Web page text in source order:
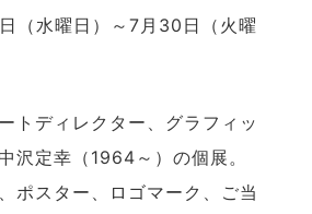
（水曜日）～7月30日（火曜
トディレクター、グラフィッ
沢定幸（1964～）の個展。
ポスター、ロゴマーク、ご当